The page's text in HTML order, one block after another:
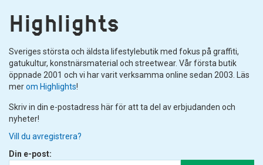
Highlights
Sveriges största och äldsta lifestylebutik med fokus på graffiti,
gatukultur, konstnärsmaterial och streetwear. Vår första butik
öppnade 2001 och vi har varit verksamma online sedan 2003. Läs
merom Highlights!
Skriv in din e-postadress här för att ta del av erbjudanden och
nyheter!
Vill du avregistrera?
Din e-post: